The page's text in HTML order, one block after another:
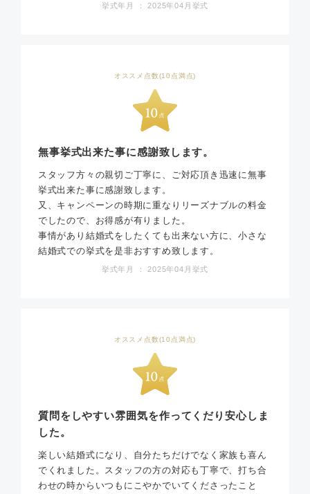
挙式年月 ： 2025年04月挙式
オススメ点数(10点満点)
無事挙式出来た事に感謝致します。
スタッフ方々の親切ご丁寧に、ご対応頂き迅速に無事
挙式出来た事に感謝致します。
又、キャンペーンの時期に重なりリーズナブルの料金
でしたので、お得感が有りました。
事情があり結婚式をしたくても出来ない方に、小さな
結婚式での挙式を是非おすすめ致します。
挙式年月 ： 2025年04月挙式
オススメ点数(10点満点)
質問をしやすい雰囲気を作ってくだり安心しま
した。
楽しい結婚式になり、自分たちだけでなく家族も喜ん
でくれました。スタッフの方の対応も丁寧で、打ち合
わせの時からいつもにこやかでいてくださったこと